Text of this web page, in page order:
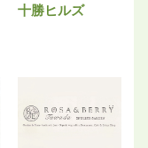
十勝ヒルズ